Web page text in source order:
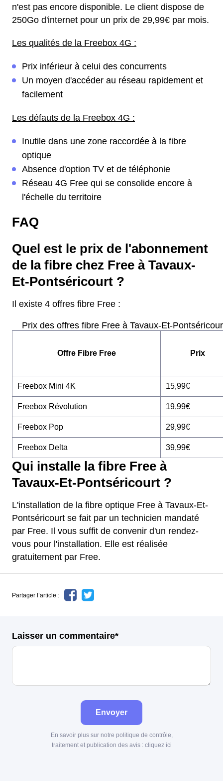
n'est pas encore disponible. Le client dispose de
250Go d'internet pour un prix de 29,99€ par mois.
Les qualités de la Freebox 4G :
Prix inférieur à celui des concurrents
Un moyen d'accéder au réseau rapidement et
facilement
Les défauts de la Freebox 4G :
Inutile dans une zone raccordée à la fibre
optique
Absence d'option TV et de téléphonie
Réseau 4G Free qui se consolide encore à
l'échelle du territoire
FAQ
Quel est le prix de l'abonnement
de la fibre chez Free à Tavaux-
Et-Pontséricourt ?
Il existe 4 offres fibre Free :
Prix des offres fibre Free à Tavaux-Et-
Offre Fibre Free Prix
Freebox Mini 4K 15,99€
Freebox Révolution 19,99€
Freebox Pop 29,99€
Freebox Delta 39,99€
Qui installe la fibre Free à
Tavaux-Et-Pontséricourt ?
L'installation de la fibre optique Free à Tavaux-Et-
Pontséricourt se fait par un technicien mandaté
par Free. Il vous suffit de convenir d'un rendez-
vous pour l'installation. Elle est réalisée
gratuitement par Free.
Partager l’article :
Laisser un commentaire*
Envoyer
En savoir plus sur notre politique de contrôle,
traitement et publication des avis : cliquez ici